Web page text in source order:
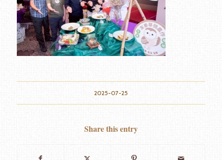
2025-07-25
Share this entry